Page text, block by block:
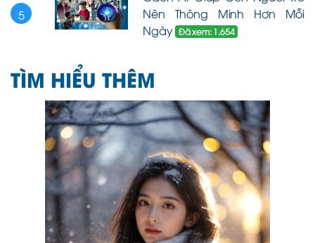
5
Nên Thông Minh Hơn Mỗi
Ngày Đã xem: 1.654
TÌM HIỂU THÊM